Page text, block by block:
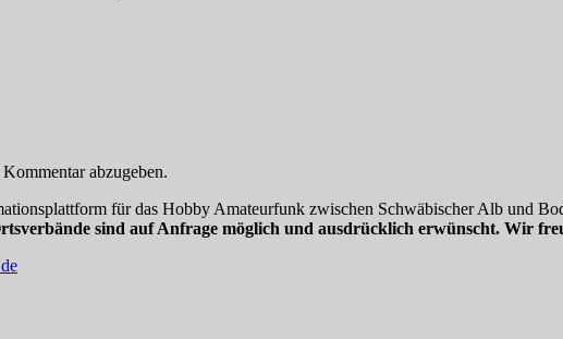
abzugeben.
für das Hobby Amateurfunk zwischen Schwäbischer Alb und
sind auf Anfrage möglich und ausdrücklich erwünscht. Wir